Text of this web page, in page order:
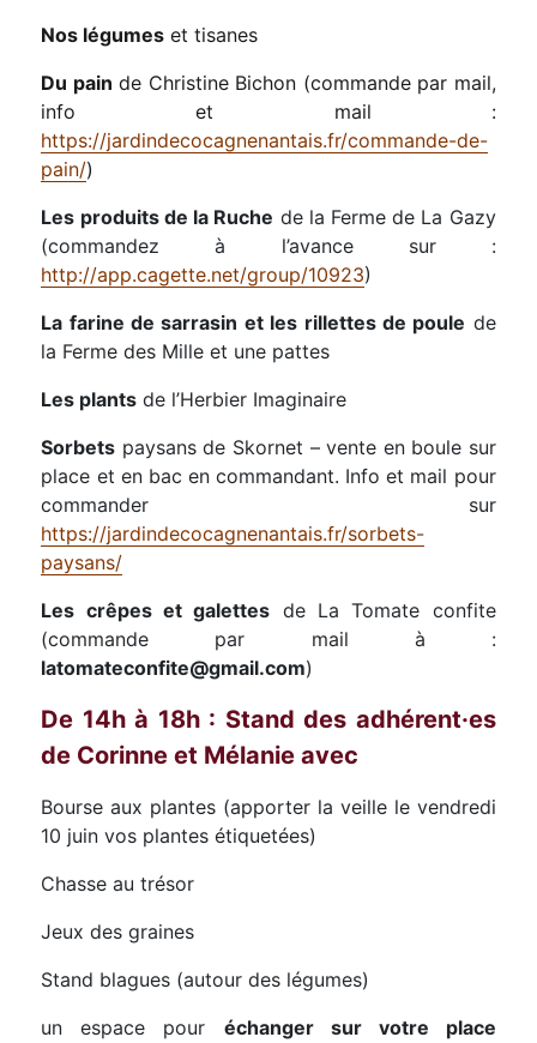
Nos légumes et tisanes
Du pain de Christine Bichon (commande par mail,
info et mail :
https://jardindecocagnenantais.fr/commande-de-
pain/)
Les produits de la Ruche de la Ferme de La Gazy
(commandez à l’avance sur :
http://app.cagette.net/group/10923)
La farine de sarrasin et les rillettes de poule de
la Ferme des Mille et une pattes
Les plants de l’Herbier Imaginaire
Sorbets paysans de Skornet – vente en boule sur
place et en bac en commandant. Info et mail pour
commander sur
https://jardindecocagnenantais.fr/sorbets-
paysans/
Les crêpes et galettes de La Tomate confite
(commande par mail à :
latomateconfite@gmail.com)
De 14h à 18h : Stand des adhérent·es
de Corinne et Mélanie avec
Bourse aux plantes (apporter la veille le vendredi
10 juin vos plantes étiquetées)
Chasse au trésor
Jeux des graines
Stand blagues (autour des légumes)
un espace pour échanger sur votre place